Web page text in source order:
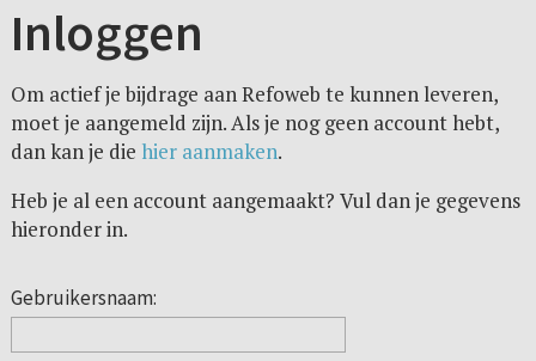
Inloggen
Om actief je bijdrage aan Refoweb te kunnen leveren,
moet je aangemeld zijn. Als je nog geen account hebt,
dan kan je die hier aanmaken.
Heb je al een account aangemaakt? Vul dan je gegevens
hieronder in.
Gebruikersnaam: